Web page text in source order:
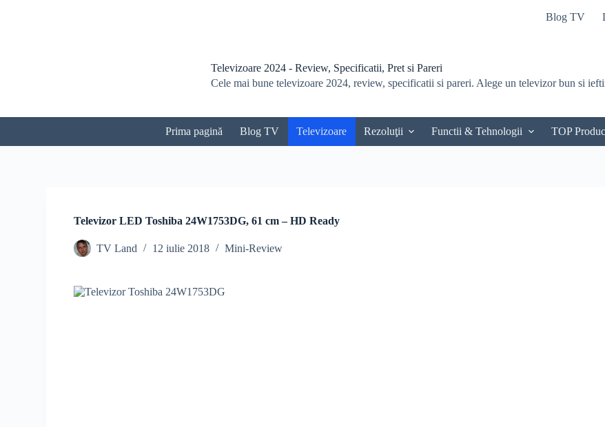
n
Blog TV
Televizoare 2024 - Review, Specificatii, Pret si Pareri
Cele mai bune televizoare 2024, review, specificatii si pareri. Alege un televizor bun si
Prima pagină Blog TV Televizoare Rezoluţii Functii & Tehnologii TOP
Televizor LED Toshiba 24W1753DG, 61 cm – HD Ready
TV Land 12 iulie 2018 Mini-Review